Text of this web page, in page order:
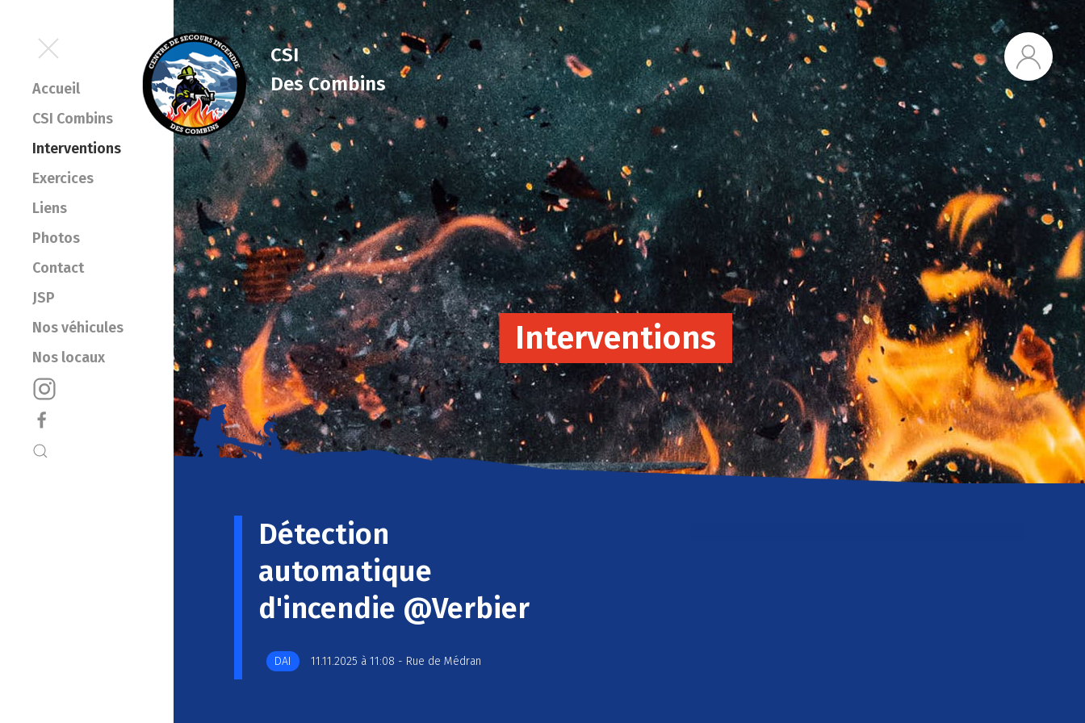
Accueil
CSI Combins
Interventions
Exercices
Liens
Photos
Contact
JSP
Nos véhicules
Nos locaux
CSI
Des Combins
Interventions
Détection
automatique
d'incendie @Verbier
DAI 11.11.2025 à 11:08 - Rue de Médran